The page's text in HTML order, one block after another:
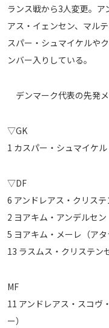
メディアアライアンス
運営会社
ランス戦から3人変更。ア
アス・イェンセン、マル
スパー・シュマイケルや
ンバー入りしている。
デンマーク代表の先発メ
▽GK
1 カスパー・シュマイケル
▽DF
6 アンドレアス・クリステ
2 ヨアキム・アンデルセ
5 ヨアキム・メーレ（アタ
13 ラスムス・クリステン
MF
11 アンドレアス・スコヴ
ー）